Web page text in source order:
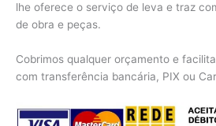
lhe oferece o serviço de leva e traz
de obra e peças.
Cobrimos qualquer orçamento e
com transferência bancária, PIX ou